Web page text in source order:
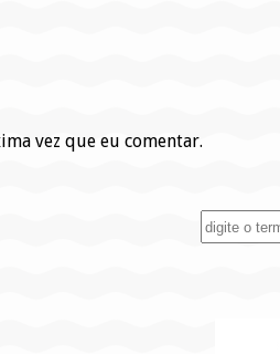
vez que eu comentar.